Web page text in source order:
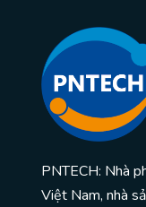
PNTECH: Nhà
Việt Nam, nhà